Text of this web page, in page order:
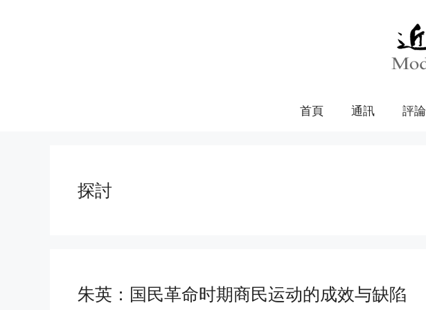
首頁 通訊 評論
探討
朱英：国民革命时期商民运动的成效与缺陷